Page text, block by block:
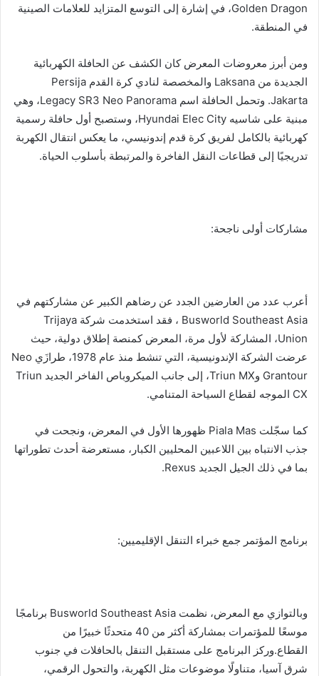
Golden Dragon، في إشارة إلى التوسع المتزايد للعلامات الصينية
في المنطقة.
ومن أبرز معروضات المعرض كان الكشف عن الحافلة الكهربائية
الجديدة من Laksana والمخصصة لنادي كرة القدم Persija
Jakarta. وتحمل الحافلة اسم Legacy SR3 Neo Panorama، وهي
مبنية على شاسيه Hyundai Elec City، وستصبح أول حافلة رسمية
كهربائية بالكامل لفريق كرة قدم إندونيسي، ما يعكس انتقال الكهربة
تدريجيًا إلى قطاعات النقل الفاخرة والمرتبطة بأسلوب الحياة.
مشاركات أولى ناجحة:
أعرب عدد من العارضين الجدد عن رضاهم الكبير عن مشاركتهم في
Busworld Southeast Asia ، فقد استخدمت شركة Trijaya
Union، المشاركة لأول مرة، المعرض كمنصة إطلاق دولية، حيث
عرضت الشركة الإندونيسية، التي تنشط منذ عام 1978، طرازَي Neo
Grantour وTriun MX، إلى جانب الميكروباص الفاخر الجديد Triun
CX الموجه لقطاع السياحة المتنامي.
كما سجّلت Piala Mas ظهورها الأول في المعرض، ونجحت في
جذب الانتباه بين اللاعبين المحليين الكبار، مستعرضة أحدث تطوراتها
بما في ذلك الجيل الجديد Rexus.
برنامج المؤتمر جمع خبراء التنقل الإقليميين:
وبالتوازي مع المعرض، نظمت Busworld Southeast Asia برنامجًا
موسعًا للمؤتمرات بمشاركة أكثر من 40 متحدثًا خبيرًا من
القطاع.وركز البرنامج على مستقبل التنقل بالحافلات في جنوب
شرق آسيا، متناولًا موضوعات مثل الكهربة، والتحول الرقمي،